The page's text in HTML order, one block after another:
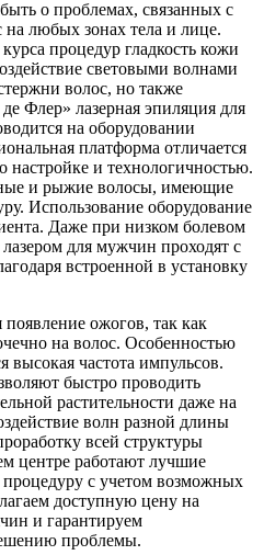
о проблемах, связанных с
любых зонах тела и лице.
процедур гладкость кожи
световыми волнами
волос, но также
Флер» лазерная эпиляция для
на оборудовании
платформа отличается
и технологичностью.
и рыжие волосы, имеющие
Использование оборудование
Даже при низком болевом
для мужчин проходят с
встроенной в установку
ожогов, так как
на волос. Особенностью
высокая частота импульсов.
быстро проводить
растительности даже на
волн разной длины
всей структуры
центре работают лучшие
с учетом возможных
доступную цену на
и гарантируем
проблемы.